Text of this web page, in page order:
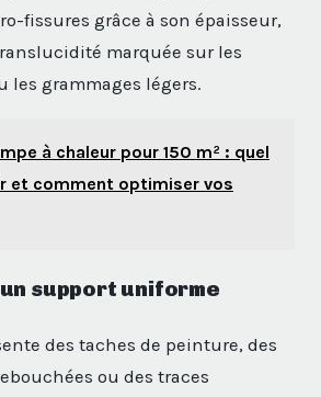
fissures grâce à son épaisseur,
marquée sur les
les grammages légers.
à chaleur pour 150 m² : quel
et comment optimiser vos
support uniforme
des taches de peinture, des
ou des traces